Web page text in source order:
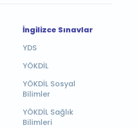
İngilizce Sınavlar
YDS
YÖKDİL
YÖKDİL Sosyal
Bilimler
YÖKDİL Sağlık
Bilimleri